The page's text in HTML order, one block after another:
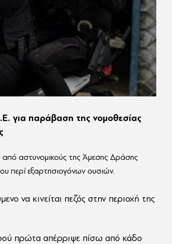
για παράβαση της νομοθεσίας
αστυνομικούς της Άμεσης Δράσης
περί εξαρτησιογόνων ουσιών.
να κινείται πεζός στην περιοχή της
πρώτα απέρριψε πίσω από κάδο